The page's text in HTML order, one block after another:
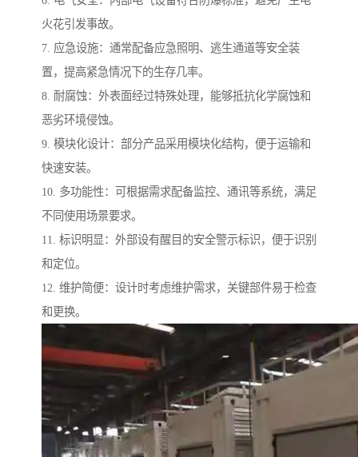
火花引发事故。
7. 应急设施：通常配备应急照明、逃生通道等安全装
置，提高紧急情况下的生存几率。
8. 耐腐蚀：外表面经过特殊处理，能够抵抗化学腐蚀和
恶劣环境侵蚀。
9. 模块化设计：部分产品采用模块化结构，便于运输和
快速安装。
10. 多功能性：可根据需求配备监控、通讯等系统，满足
不同使用场景要求。
11. 标识明显：外部设有醒目的安全警示标识，便于识别
和定位。
12. 维护简便：设计时考虑维护需求，关键部件易于检查
和更换。